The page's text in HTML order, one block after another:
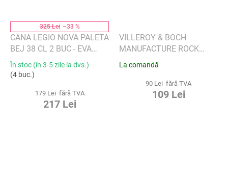
325 Lei –33 %
CANA LEGIO NOVA PALETA
BEJ 38 CL 2 BUC - EVA
SOLO
În stoc (în 3-5 zile la dvs.)
(4 buc.)
179 Lei fără TVA
217 Lei
VILLEROY & BOCH
MANUFACTURE ROCK
BLANC MICKEY MOUSE -
La comandă
90 Lei fără TVA
109 Lei